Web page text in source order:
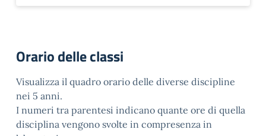
Orario delle classi
Visualizza il quadro orario delle diverse discipline
nei 5 anni.
I numeri tra parentesi indicano quante ore di quella
disciplina vengono svolte in compresenza in